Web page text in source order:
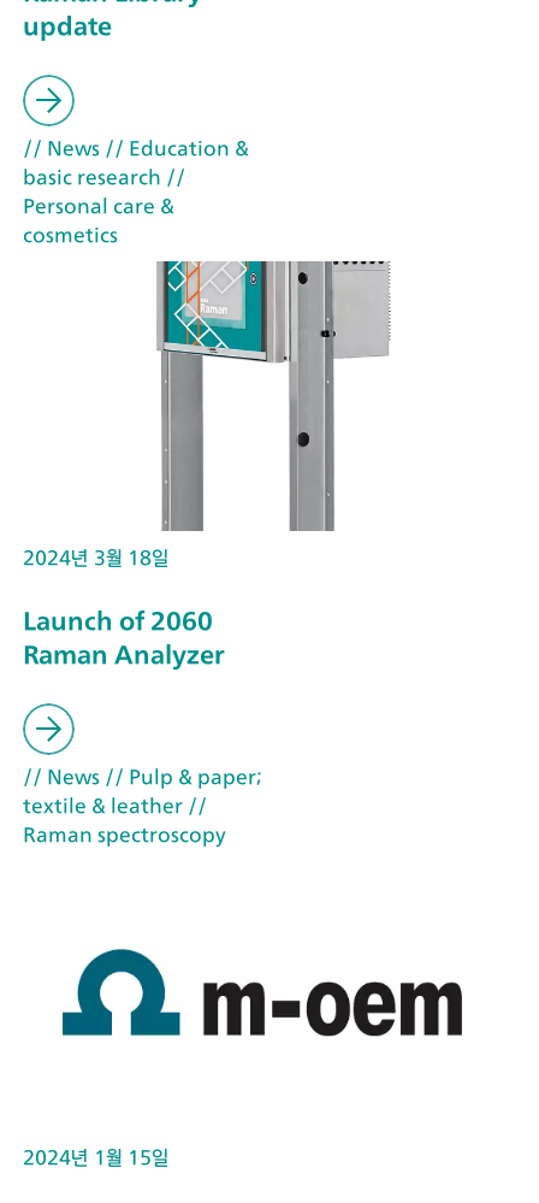
update
// News // Education &
basic research //
Personal care &
cosmetics
2024년 3월 18일
Launch of 2060
Raman Analyzer
// News // Pulp & paper;
textile & leather //
Raman spectroscopy
2024년 1월 15일